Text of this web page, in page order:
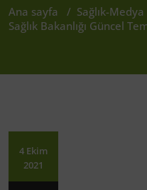
Ana sayfa / Sağlık-Medya
Sağlık Bakanlığı Güncel
4 Ekim
2021